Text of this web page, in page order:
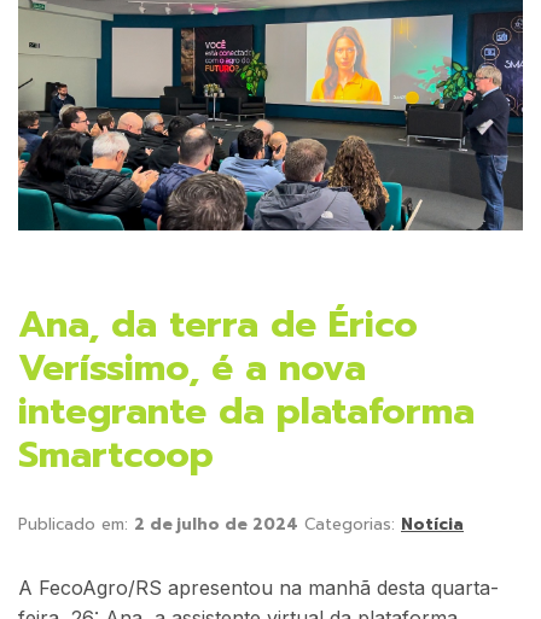
Ana, da terra de Érico
Veríssimo, é a nova
integrante da plataforma
Smartcoop
Publicado em: 2 de julho de 2024 Categorias: Notícia
A FecoAgro/RS apresentou na manhã desta quarta-